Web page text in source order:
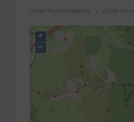
Casas Rurales Madrid Casas
+
−